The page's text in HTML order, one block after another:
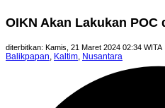
OIKN Akan Lakukan POC
diterbitkan: Kamis, 21 Maret 2024 02:34 WITA
Balikpapan, Kaltim, Nusantara